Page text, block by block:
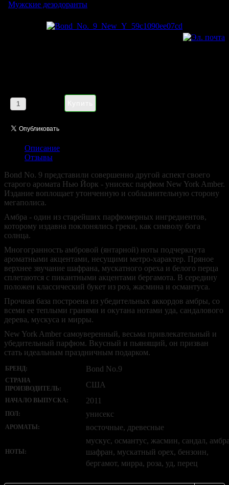
Мужские дезодоранты
Описание
Отзывы
Bond No. 9 представили совершенно другой аспект своего
старого аромата Нью Йорк - унисекс парфюм New York Amber.
Издание воплощает утонченную и соблазнительную сторону
мегаполиса.
Амбра - один из старейших парфюмерных ингредиентов,
которому издавна поклонялись греки, как символу бога
солнца.
Многогранность амбровой (янтарной) ноты подчеркнута
ароматными акцентами, несущими метро-характер. Пряное
верхнее звучание шафрана, мускатного ореха и белого перца
сплетаются с пикантными акцентами бергамота. В середину
положен классический букет из роз, жасмина и османтуса.
Прочная база построена из убедительных аккордов амбры, со
всеми ее теплыми гранями и окутана нотами уда, сандалового
дерева, мускуса и мирры.
New York Amber самоуверенный, весьма привлекательный и
убедительный парфюм. Вкусный и пьянящий, он призван
стать идеальным праздничным подарком.
БРЕНД: Bond No.9
СТРАНА
ПРОИЗВОДИТЕЛЬ:
США
НАЧАЛО ВЫПУСКА: 2011
ПОЛ: унисекс
АРОМАТЫ: восточные, древесные
НОТЫ:
мускус, османтус, жасмин, сандал,
шафран, мускатный орех, бензоин,
бергамот, мирра, роза, уд, перец